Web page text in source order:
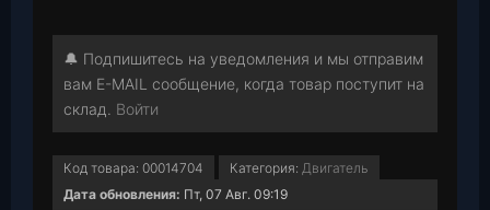
🔔 Подпишитесь на уведомления и мы отправим
вам E-MAIL сообщение, когда товар поступит на
склад. Войти
Код товара: 00014704 Категория: Двигатель
Дата обновления: Пт, 07 Авг. 09:19